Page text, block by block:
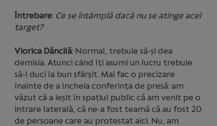
Întrebare: Ce se întâmplă dacă nu se atinge acel
target?
Viorica Dăncilă: Normal, trebuie să-și dea
demisia. Atunci când îți asumi un lucru trebuie
să-l duci la bun sfârșit. Mai fac o precizare
înainte de a încheia conferința de presă: am
văzut că a ieșit în spațiul public că am venit pe o
intrare laterală, că ne-a fost teamă că au fost 20
de persoane care au protestat aici. Nu, am